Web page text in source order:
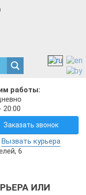
работы:
20:00
Заказать звонок
Вызвать курьера
6
ИЛИ